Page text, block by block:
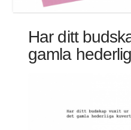
Har ditt
gamla